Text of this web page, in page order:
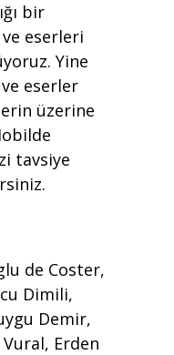
bir
eserleri
Yine
eserler
üzerine
tavsiye
de Coster,
Dimili,
Demir,
Erden